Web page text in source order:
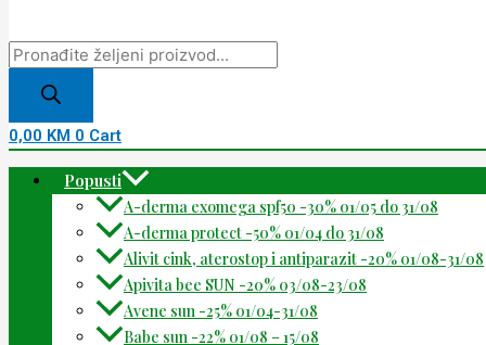
0,00 KM 0 Cart
Popusti
A-derma exomega spf50 -30% 01/05 do 31/08
A-derma protect -50% 01/04 do 31/08
Alivit cink, aterostop i antiparazit -20% 01/08-31/08
Apivita bee SUN -20% 03/08-23/08
Avene sun -25% 01/04-31/08
Babe sun -22% 01/08 – 15/08